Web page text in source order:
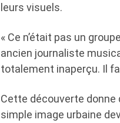
leurs visuels.
« Ce n’était pas un
ancien journaliste
totalement inaperçu. Il
Cette découverte donne
simple image urbaine